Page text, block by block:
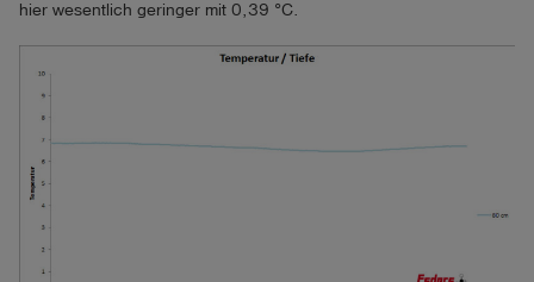
hier wesentlich geringer mit 0,39 °C.